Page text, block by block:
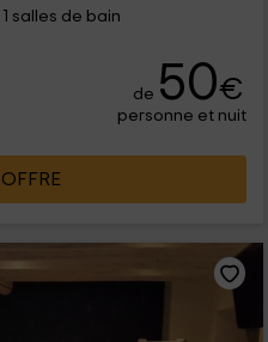
1 salles de bain
de 50€
personne et nuit